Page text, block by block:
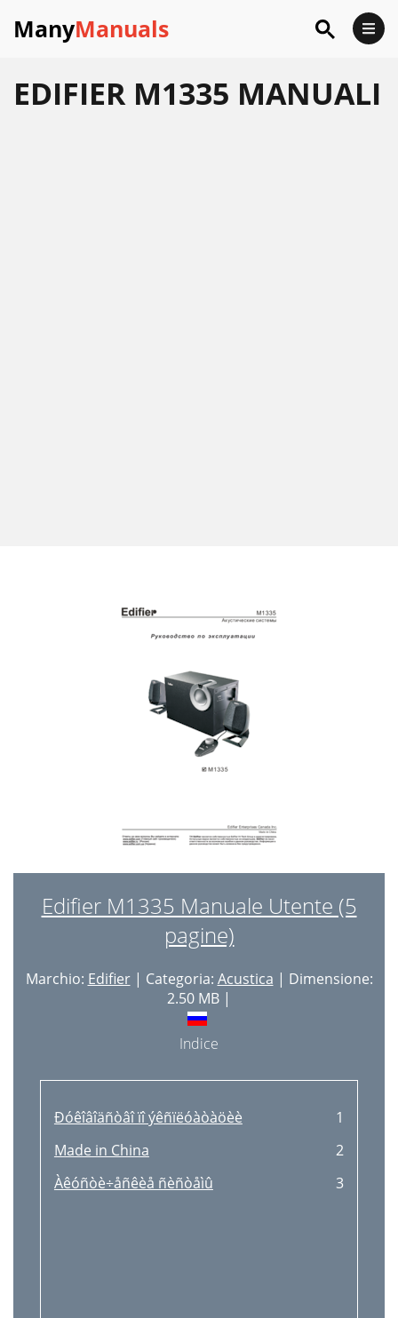
ManyManuals
EDIFIER M1335 MANUALI
Edifier M1335 Manuale Utente (5
pagine)
Marchio: Edifier| Categoria: Acustica | Dimensione:
2.50 MB |
Indice
Ðóêîâîäñòâî ïî ýêñïëóàòàöèè
1
Made in China
2
Àêóñòè÷åñêèå ñèñòåìû
3